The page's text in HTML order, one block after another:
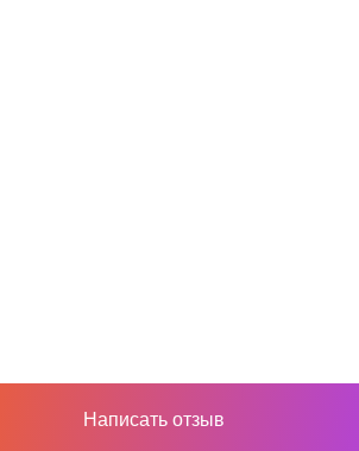
Написать отзыв